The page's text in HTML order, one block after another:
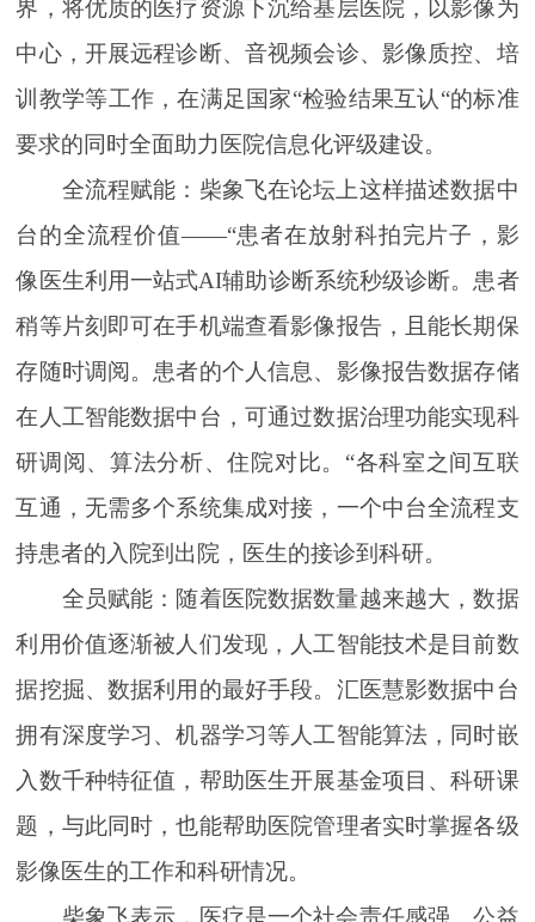
界，将优质的医疗资源下沉给基层医院，以影像为
中心，开展远程诊断、音视频会诊、影像质控、培
训教学等工作，在满足国家“检验结果互认“的标准
要求的同时全面助力医院信息化评级建设。
全流程赋能：柴象飞在论坛上这样描述数据中
台的全流程价值——“患者在放射科拍完片子，影
像医生利用一站式AI辅助诊断系统秒级诊断。患者
稍等片刻即可在手机端查看影像报告，且能长期保
存随时调阅。患者的个人信息、影像报告数据存储
在人工智能数据中台，可通过数据治理功能实现科
研调阅、算法分析、住院对比。“各科室之间互联
互通，无需多个系统集成对接，一个中台全流程支
持患者的入院到出院，医生的接诊到科研。
全员赋能：随着医院数据数量越来越大，数据
利用价值逐渐被人们发现，人工智能技术是目前数
据挖掘、数据利用的最好手段。汇医慧影数据中台
拥有深度学习、机器学习等人工智能算法，同时嵌
入数千种特征值，帮助医生开展基金项目、科研课
题，与此同时，也能帮助医院管理者实时掌握各级
影像医生的工作和科研情况。